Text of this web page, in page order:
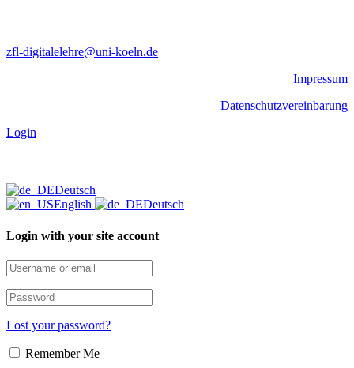
zfl-digitalelehre@uni-koeln.de
Impressum
Datenschutzvereinbarung
Login
Deutsch
English
Deutsch
Login with your site account
Lost your password?
Remember Me